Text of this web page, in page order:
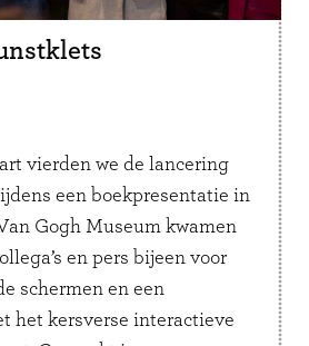
vierden we de lancering
een boekpresentatie in
Gogh Museum kwamen
en pers bijeen voor
schermen en een
het kersverse interactieve